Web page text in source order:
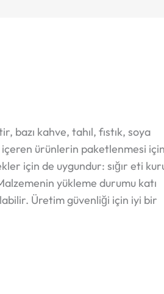
bazı kahve, tahıl, fıstık, soya
ürünlerin paketlenmesi için
için de uygundur: sığır eti
yükleme durumu katı
Üretim güvenliği için iyi bir